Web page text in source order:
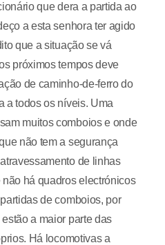
que dera a partida ao
a esta senhora ter agido
que a situação se vá
próximos tempos deve
de caminho-de-ferro do
a todos os níveis. Uma
muitos comboios e onde
não tem a segurança
de linhas
há quadros electrónicos
de comboios, por
a maior parte das
Há locomotivas a